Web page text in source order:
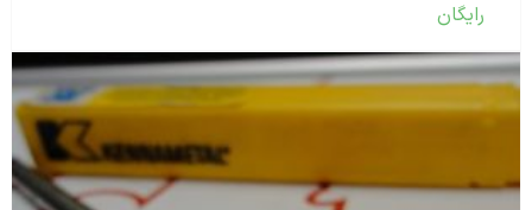
رایگان